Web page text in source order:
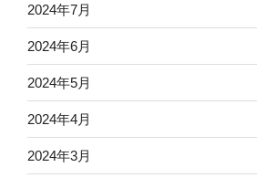
2024年7月
2024年6月
2024年5月
2024年4月
2024年3月